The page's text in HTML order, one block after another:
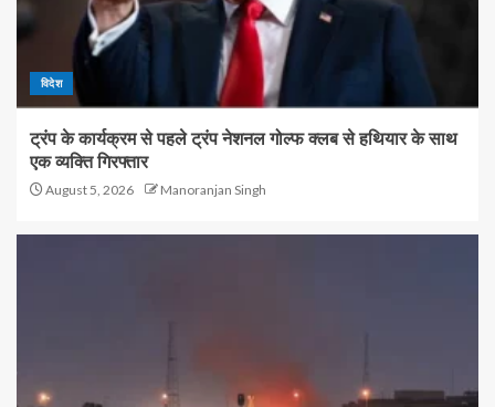
विदेश
ट्रंप के कार्यक्रम से पहले ट्रंप नेशनल गोल्फ क्लब से हथियार के साथ
एक व्यक्ति गिरफ्तार
August 5, 2026 Manoranjan Singh